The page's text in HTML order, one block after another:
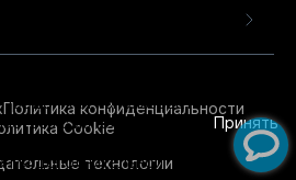
Политика конфиденциальности
Cookie
технологии
Продолжая использовать
с использованием
дополнительной
Принять